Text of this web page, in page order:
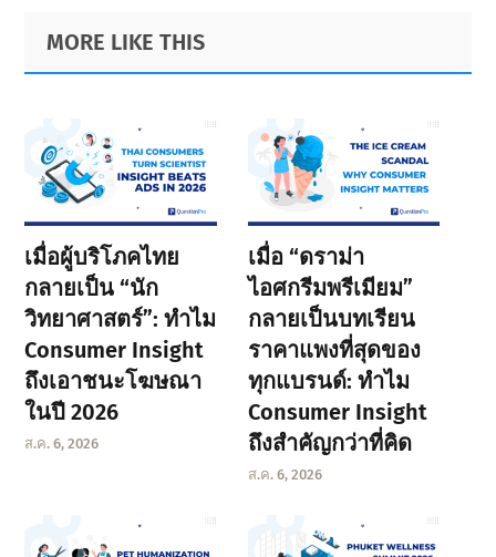
Primary
Sidebar
Footer
MORE LIKE THIS
เมื่อผู้บริโภคไทย
กลายเป็น “นัก
วิทยาศาสตร์”: ทำไม
Consumer Insight
ถึงเอาชนะโฆษณา
ในปี 2026
ส.ค. 6, 2026
เมื่อ “ดราม่า
ไอศกรีมพรีเมียม”
กลายเป็นบทเรียน
ราคาแพงที่สุดของ
ทุกแบรนด์: ทำไม
Consumer Insight
ถึงสำคัญกว่าที่คิด
ส.ค. 6, 2026